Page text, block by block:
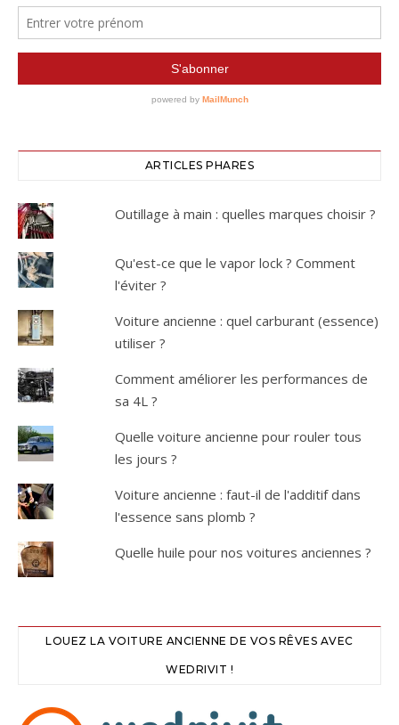
ARTICLES PHARES
Outillage à main : quelles marques choisir ?
Qu'est-ce que le vapor lock ? Comment
l'éviter ?
Voiture ancienne : quel carburant (essence)
utiliser ?
Comment améliorer les performances de
sa 4L ?
Quelle voiture ancienne pour rouler tous
les jours ?
Voiture ancienne : faut-il de l'additif dans
l'essence sans plomb ?
Quelle huile pour nos voitures anciennes ?
LOUEZ LA VOITURE ANCIENNE DE VOS RÊVES AVEC
WEDRIVIT !